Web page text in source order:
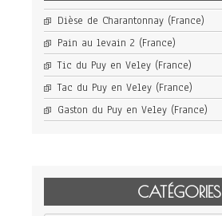
Dièse de Charantonnay (France)
Pain au levain 2 (France)
Tic du Puy en Veley (France)
Tac du Puy en Veley (France)
Gaston du Puy en Veley (France)
CATÉGORIES